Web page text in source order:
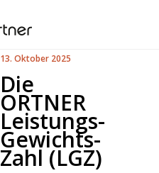
13. Oktober 2025
Die
ORTNER
Leistungs-
Gewichts-
Zahl (LGZ)